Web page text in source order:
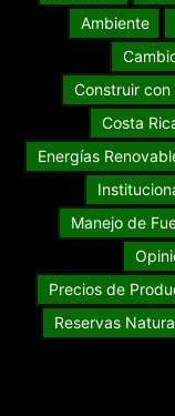
Ambiente
Construir con
Costa
Energías
Manejo de
Precios de
Reservas